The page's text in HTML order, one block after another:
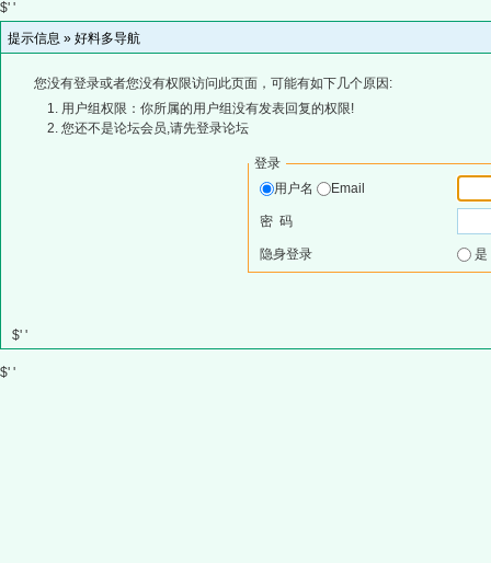
$' '
提示信息 » 好料多导航
您没有登录或者您没有权限访问此页面，可能有如下几个原因:
用户组权限：你所属的用户组没有发表回复的权限!
您还不是论坛会员,请先登录论坛
登录
用户名
Email
密 码
隐身登录
$' '
$' '